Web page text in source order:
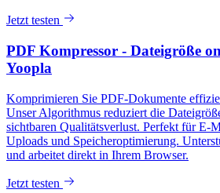
Jetzt testen
PDF Kompressor - Dateigröße
Yoopla
Komprimieren Sie PDF-Dokumente
Unser Algorithmus reduziert die
sichtbaren Qualitätsverlust. Perfekt für E-
Uploads und Speicheroptimierung.
und arbeitet direkt in Ihrem Browser.
Jetzt testen